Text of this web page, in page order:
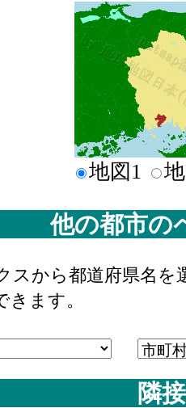
地図1
他の都市の
スから都道府県名
ます。
隣